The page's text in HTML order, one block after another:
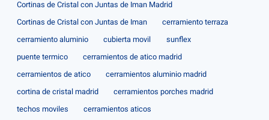
Cortinas de Cristal con Juntas de Iman Madrid
Cortinas de Cristal con Juntas de Iman
cerramiento terraza
cerramiento aluminio
cubierta movil
sunflex
puente termico
cerramientos de atico madrid
cerramientos de atico
cerramientos aluminio madrid
cortina de cristal madrid
cerramientos porches madrid
techos moviles
cerramientos aticos